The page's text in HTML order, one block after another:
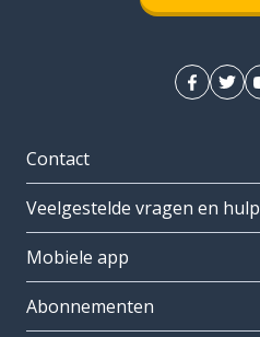
Contact
Veelgestelde vragen en hulp
Mobiele app
Abonnementen